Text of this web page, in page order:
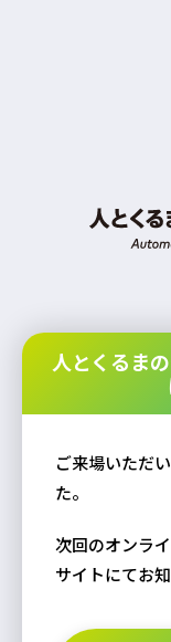
人とくるま
ご来場いただ
た。
次回のオンラ
サイトにてお